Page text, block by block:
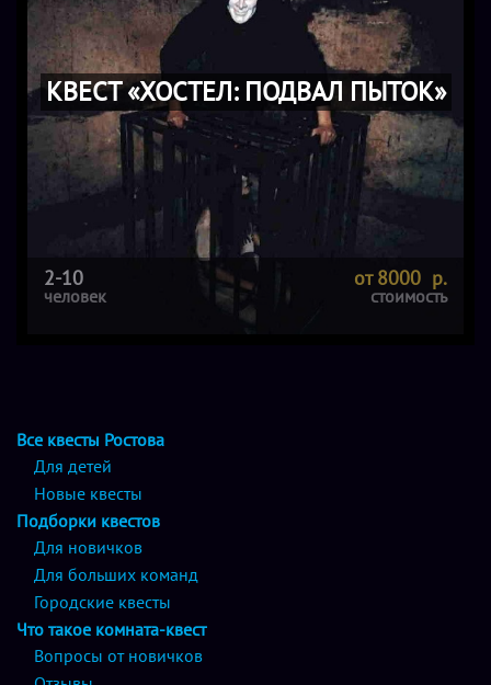
КВЕСТ «ХОСТЕЛ: ПОДВАЛ ПЫТОК»
2-10
человек
от 8000 р.
стоимость
Все квесты Ростова
Для детей
Новые квесты
Подборки квестов
Для новичков
Для больших команд
Городские квесты
Что такое комната-квест
Вопросы от новичков